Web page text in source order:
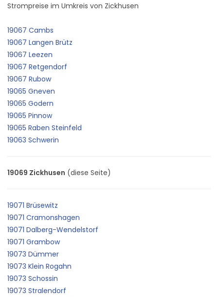
Strompreise im Umkreis von Zickhusen
19067 Cambs
19067 Langen Brütz
19067 Leezen
19067 Retgendorf
19067 Rubow
19065 Gneven
19065 Godern
19065 Pinnow
19065 Raben Steinfeld
19063 Schwerin
19069 Zickhusen (diese Seite)
19071 Brüsewitz
19071 Cramonshagen
19071 Dalberg-Wendelstorf
19071 Grambow
19073 Dümmer
19073 Klein Rogahn
19073 Schossin
19073 Stralendorf